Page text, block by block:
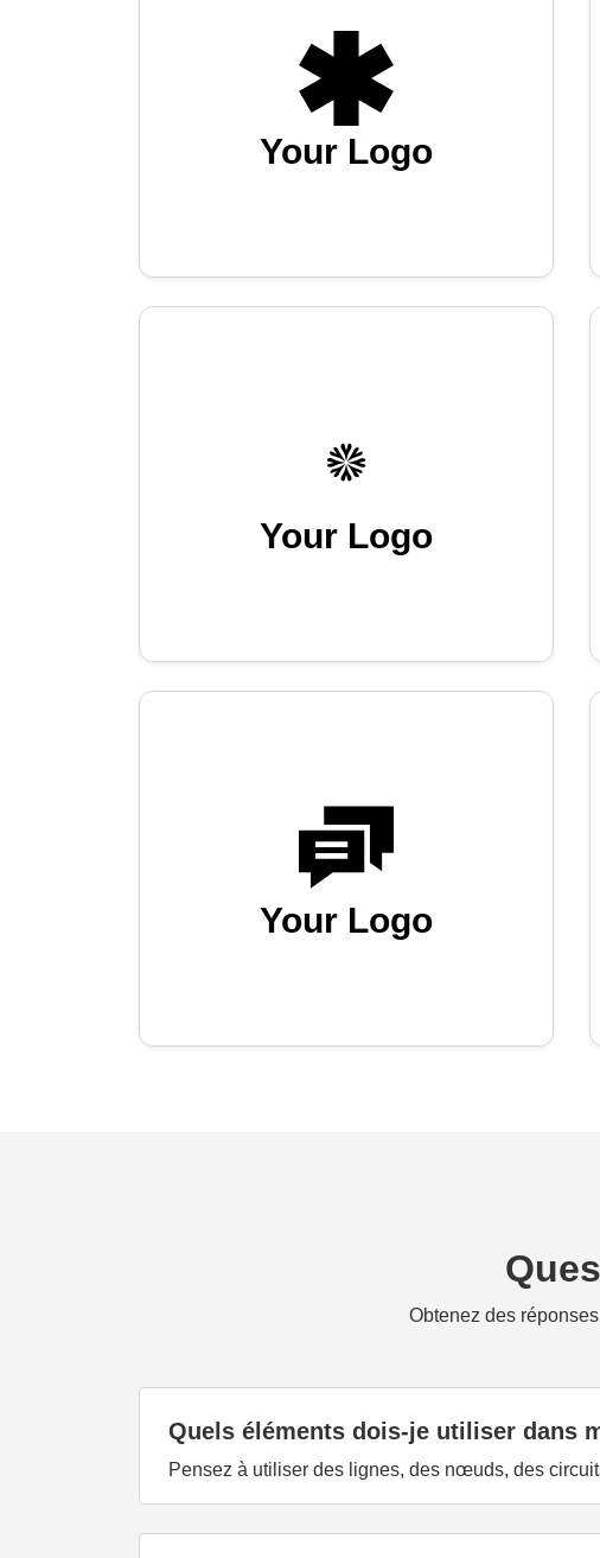
Your Logo
Your Logo
Your Logo
Obtenez des
Quels éléments dois-je utiliser dans
Pensez à utiliser des lignes, des nœuds, des